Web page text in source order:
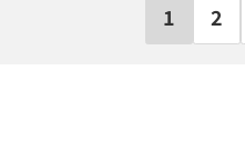
1 2